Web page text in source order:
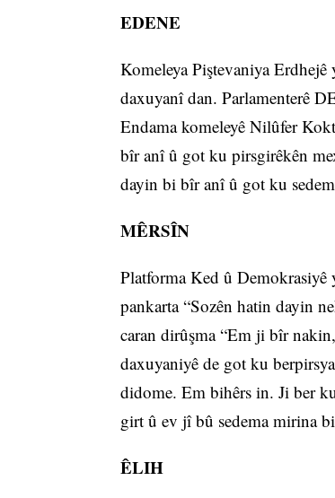
EDENE
Komeleya Piştevaniya
daxuyanî dan. Parlamenterê
Endama komeleyê Nilûfer
bîr anî û got ku pirsgirêkên
dayin bi bîr anî û got ku
MÊRSÎN
Platforma Ked û
pankarta “Sozên hatin dayin
caran dirûşma “Em ji bîr
daxuyaniyê de got ku
didome. Em bihêrs in. Ji ber
girt û ev jî bû sedema mirina
ÊLIH